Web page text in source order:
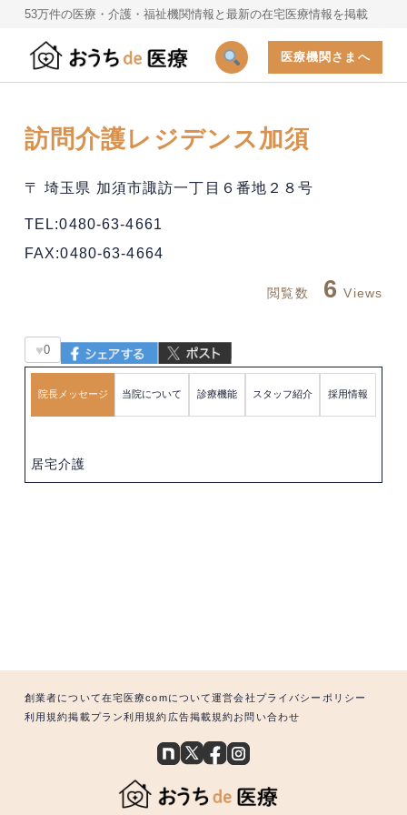
53万件の医療・介護・福祉機関情報と最新の在宅医療情報を掲載
医療機関さまへ
訪問介護レジデンス加須
〒 埼玉県 加須市諏訪一丁目６番地２８号
TEL:0480-63-4661
FAX:0480-63-4664
閲覧数 6 Views
♥0
院長メッセージ 当院について 診療機能 スタッフ紹介 採用情報
居宅介護
創業者について在宅医療comについて運営会社 プライバシーポリシー
利用規約掲載プラン利用規約 広告掲載規約お問い合わせ